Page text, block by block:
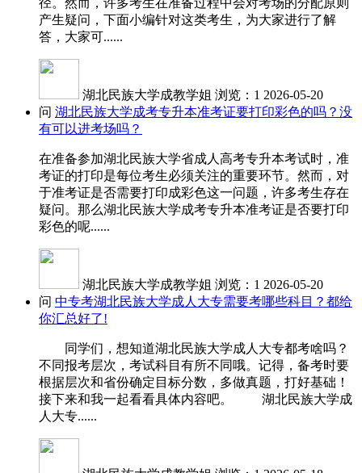
径。然而，许多考生在准备过程中会对考场的分配原则
产生疑问，下面小编针对这类考生，为大家进行了解
答，大家可......
湖北民族大学成教学姐 浏览：1 2026-05-20
问 湖北民族大学成考专升本准考证要打印彩色的吗？没
有可以进考场吗？
在准备参加湖北民族大学省成人高考专升本考试时，准
考证的打印是每位考生必须关注的重要环节。然而，对
于准考证是否需要打印成彩色这一问题，许多考生存在
疑问。那么湖北民族大学成考专升本准考证是否要打印
彩色的呢......
湖北民族大学成教学姐 浏览：1 2026-05-20
问 中专考湖北民族大学成人大专需要考哪些科目？都给
你汇总好了!
同学们，想知道湖北民族大学成人大专都考啥吗？
不同报考层次，考试科目有所不同哦。记得，备考时要
根据层次和省份确定目标分数，多做真题，打好基础！
接下来和我一起看看具体内容吧。 湖北民族大学成
人大专......